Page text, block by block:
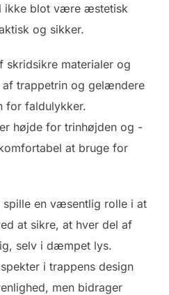
ikke blot være æstetisk
og sikker.
materialer og
af trappetrin og gelændere
for faldulykker.
højde for trinhøjden og -
at bruge for
spille en væsentlig rolle i at
at sikre, at hver del af
selv i dæmpet lys.
i trappens design
men bidrager